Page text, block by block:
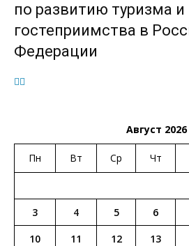
по развитию туризма и
гостеприимства в
Федерации
Август 2026
Пн Вт Ср Чт
3
4 5 6
10
11 12 13